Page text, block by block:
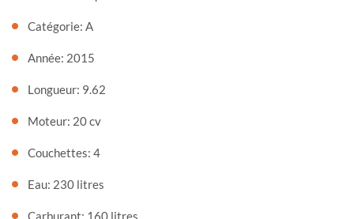
Catégorie: A
Année: 2015
Longueur: 9.62
Moteur: 20 cv
Couchettes: 4
Eau: 230 litres
Carburant: 160 litres